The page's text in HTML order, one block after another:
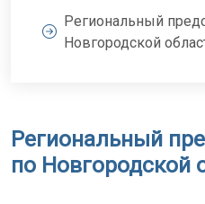
Региональный
Новгородской
Региональный
по Новгородской